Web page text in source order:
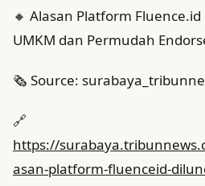
🔸 Alasan Platform
UMKM dan Permudah
🗞️ Source:
🔗
https://
asan-platform-fluenceid-